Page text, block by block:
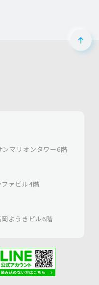
ペー
マリオンタワー6階
ァビル4階
ようきビル6階